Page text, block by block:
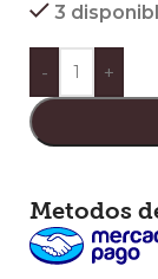
3
- +
Metodos